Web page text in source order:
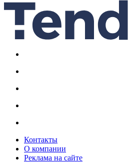
Контакты
О компании
Реклама на сайте